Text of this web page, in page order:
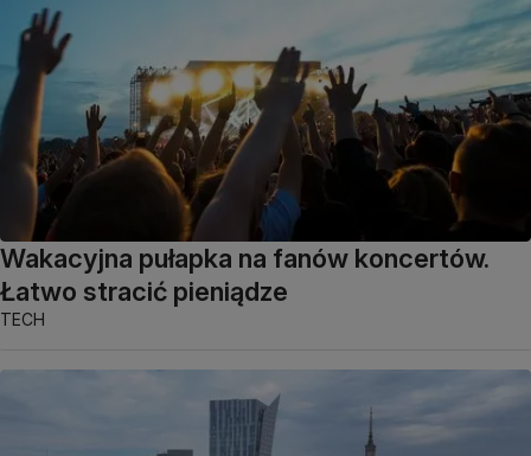
Wakacyjna pułapka na fanów koncertów.
Łatwo stracić pieniądze
TECH